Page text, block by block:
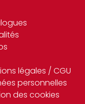
légales / CGU
personnelles
des cookies